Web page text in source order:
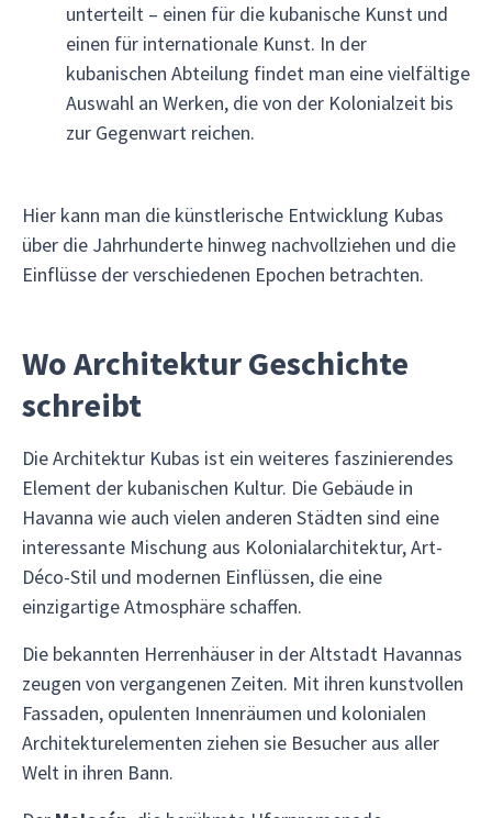
unterteilt – einen für die kubanische Kunst und
einen für internationale Kunst. In der
kubanischen Abteilung findet man eine vielfältige
Auswahl an Werken, die von der Kolonialzeit bis
zur Gegenwart reichen.
Hier kann man die künstlerische Entwicklung Kubas
über die Jahrhunderte hinweg nachvollziehen und die
Einflüsse der verschiedenen Epochen betrachten.
Wo Architektur Geschichte
schreibt
Die Architektur Kubas ist ein weiteres faszinierendes
Element der kubanischen Kultur. Die Gebäude in
Havanna wie auch vielen anderen Städten sind eine
interessante Mischung aus Kolonialarchitektur, Art-
Déco-Stil und modernen Einflüssen, die eine
einzigartige Atmosphäre schaffen.
Die bekannten Herrenhäuser in der Altstadt Havannas
zeugen von vergangenen Zeiten. Mit ihren kunstvollen
Fassaden, opulenten Innenräumen und kolonialen
Architekturelementen ziehen sie Besucher aus aller
Welt in ihren Bann.